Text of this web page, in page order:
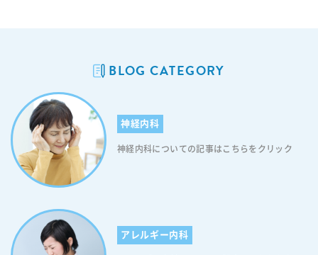
BLOG CATEGORY
神経内科
神経内科についての記事はこちらをクリック
アレルギー内科